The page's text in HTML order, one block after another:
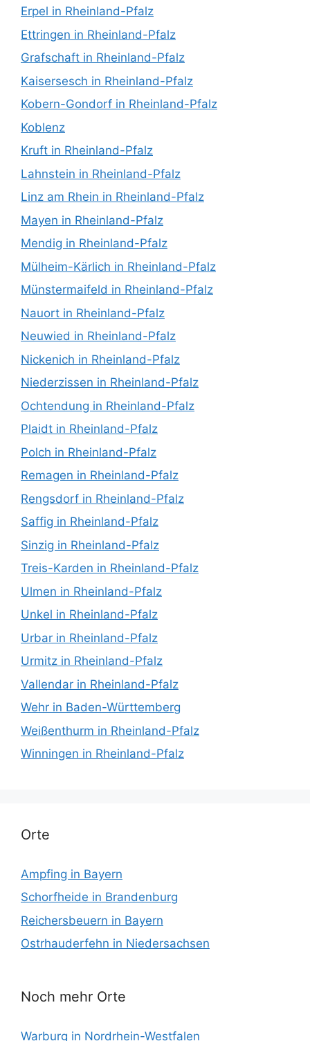
Erpel in Rheinland-Pfalz
Ettringen in Rheinland-Pfalz
Grafschaft in Rheinland-Pfalz
Kaisersesch in Rheinland-Pfalz
Kobern-Gondorf in Rheinland-Pfalz
Koblenz
Kruft in Rheinland-Pfalz
Lahnstein in Rheinland-Pfalz
Linz am Rhein in Rheinland-Pfalz
Mayen in Rheinland-Pfalz
Mendig in Rheinland-Pfalz
Mülheim-Kärlich in Rheinland-Pfalz
Münstermaifeld in Rheinland-Pfalz
Nauort in Rheinland-Pfalz
Neuwied in Rheinland-Pfalz
Nickenich in Rheinland-Pfalz
Niederzissen in Rheinland-Pfalz
Ochtendung in Rheinland-Pfalz
Plaidt in Rheinland-Pfalz
Polch in Rheinland-Pfalz
Remagen in Rheinland-Pfalz
Rengsdorf in Rheinland-Pfalz
Saffig in Rheinland-Pfalz
Sinzig in Rheinland-Pfalz
Treis-Karden in Rheinland-Pfalz
Ulmen in Rheinland-Pfalz
Unkel in Rheinland-Pfalz
Urbar in Rheinland-Pfalz
Urmitz in Rheinland-Pfalz
Vallendar in Rheinland-Pfalz
Wehr in Baden-Württemberg
Weißenthurm in Rheinland-Pfalz
Winningen in Rheinland-Pfalz
Orte
Ampfing in Bayern
Schorfheide in Brandenburg
Reichersbeuern in Bayern
Ostrhauderfehn in Niedersachsen
Noch mehr Orte
Warburg in Nordrhein-Westfalen